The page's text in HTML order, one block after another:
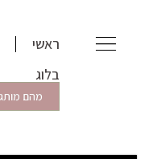
ראשי
בלוג
מהם